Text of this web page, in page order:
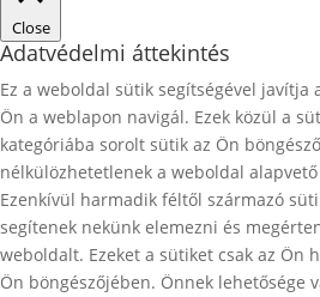
Close
Adatvédelmi áttekintés
Ez a weboldal sütik segítségével javítja
Ön a weblapon navigál. Ezek közül a
kategóriába sorolt ​​sütik az Ön
nélkülözhetetlenek a weboldal
Ezenkívül harmadik féltől származó
segítenek nekünk elemezni és
weboldalt. Ezeket a sütiket csak az Ön
Ön böngészőjében. Önnek lehetősége